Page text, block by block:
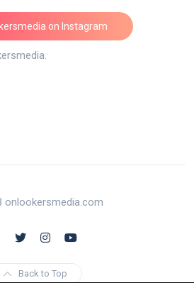
on Instagram
Follow on Instagram
onlookersmedia.com
Back to Top